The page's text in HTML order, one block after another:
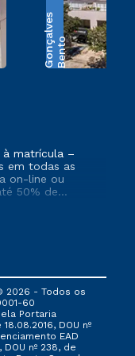
B
e
n
t
o
G
o
n
ç
a
l
v
e
s
matrícula –
em todas as
on-line ou
50% de
não tenham
em uma das
e
campanha
2026 - Todos os
60
Portaria
DOU nº
EAD
DOU nº 238, de